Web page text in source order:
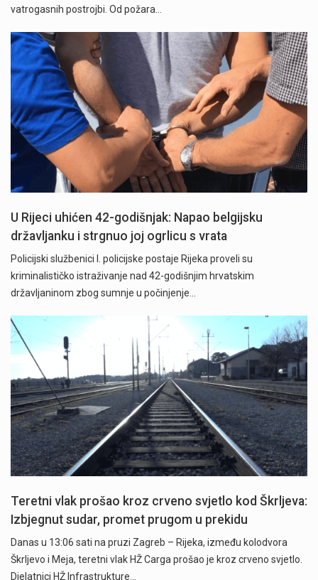
vatrogasnih postrojbi. Od požara…
U Rijeci uhićen 42-godišnjak: Napao belgijsku
državljanku i strgnuo joj ogrlicu s vrata
Policijski službenici I. policijske postaje Rijeka proveli su
kriminalističko istraživanje nad 42-godišnjim hrvatskim
državljaninom zbog sumnje u počinjenje…
Teretni vlak prošao kroz crveno svjetlo kod Škrljeva:
Izbjegnut sudar, promet prugom u prekidu
Danas u 13:06 sati na pruzi Zagreb – Rijeka, između kolodvora
Škrljevo i Meja, teretni vlak HŽ Carga prošao je kroz crveno svjetlo.
Djelatnici HŽ Infrastrukture…